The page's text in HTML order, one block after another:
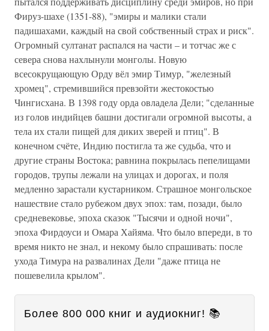
Фируз-шахе (1351-88), "эмиры и малики стали
падишахами, каждый на свой собственный страх и риск".
Огромный султанат распался на части – и тотчас же с
севера снова нахлынули монголы. Новую
всесокрущающую Орду вёл эмир Тимур, "железный
хромец", стремившийся превзойти жестокостью
Чингисхана. В 1398 году орда овладела Дели; "сделанные
из голов индийцев башни достигали огромной высоты, а
тела их стали пищей для диких зверей и птиц". В
конечном счёте, Индию постигла та же судьба, что и
другие страны Востока; равнина покрылась пепелищами
городов, трупы лежали на улицах и дорогах, и поля
медленно зарастали кустарником. Страшное монгольское
нашествие стало рубежом двух эпох: там, позади, было
средневековье, эпоха сказок "Тысячи и одной ночи",
эпоха Фирдоуси и Омара Хайяма. Что было впереди, в то
время никто не знал, и некому было спрашивать: после
ухода Тимура на развалинах Дели "даже птица не
пошевелила крылом".
Более 800 000 книг и аудиокниг! 📚